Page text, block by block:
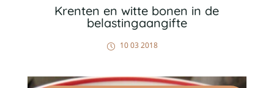
Krenten en witte bonen in de
belastingaangifte
10 03 2018